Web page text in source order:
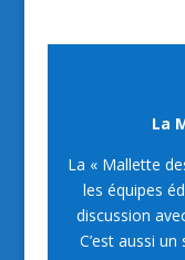
La
La « Mallette
les équipes
discussion
C’est aussi